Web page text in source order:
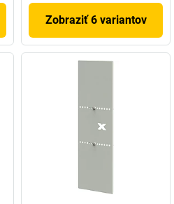
Zobraziť 6 variantov